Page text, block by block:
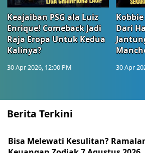
Keajaiban PSG ala Luiz
Enrique! Comeback Jadi
Raja Eropa Untuk Kedua
Kalinya?
30 Apr 2026, 12:00 PM
Dari
30 Apr
Berita Terkini
Bisa Melewati Kesulitan?